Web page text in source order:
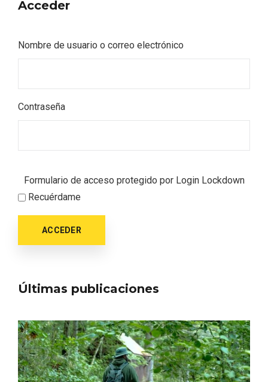
Acceder
Nombre de usuario o correo electrónico
Contraseña
Formulario de acceso protegido por Login Lockdown
Recuérdame
ACCEDER
Últimas publicaciones
Pino 2026
En marzo, vuelve la mejor gastronomía
de la Trufa Negra de Soria